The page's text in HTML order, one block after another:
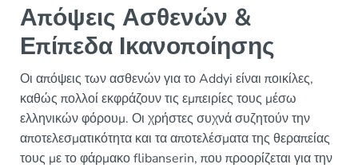
Απόψεις Ασθενών &
Επίπεδα Ικανοποίησης
Οι απόψεις των ασθενών για το Addyi είναι ποικίλες,
καθώς πολλοί εκφράζουν τις εμπειρίες τους μέσω
ελληνικών φόρουμ. Οι χρήστες συχνά συζητούν την
αποτελεσματικότητα και τα αποτελέσματα της θεραπείας
τους με το φάρμακο flibanserin, που προορίζεται για την